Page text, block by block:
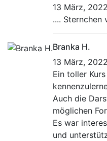
13 März,
.... Sternchen
Branka H.
13 März,
Ein toller
Auch die
möglichen
Es war
und